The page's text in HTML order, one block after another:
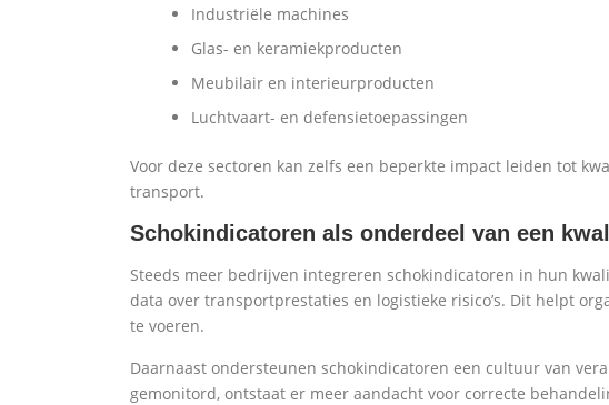
Industriële machines
Glas- en keramiekproducten
Meubilair en interieurproducten
Luchtvaart- en defensietoepassingen
Voor deze sectoren kan zelfs een beperkte impact leiden tot
transport.
Schokindicatoren als onderdeel van een
Steeds meer bedrijven integreren schokindicatoren in hun
data over transportprestaties en logistieke risico’s. Dit helpt
te voeren.
Daarnaast ondersteunen schokindicatoren een cultuur van
gemonitord, ontstaat er meer aandacht voor correcte